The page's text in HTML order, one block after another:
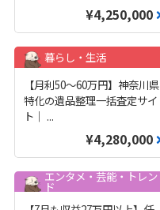
¥4,250,000
暮らし・生活
【月利50〜60万円】神奈川県
特化の遺品整理一括査定サイ
ト｜ ...
¥4,280,000
エンタメ・芸能・トレン
ド